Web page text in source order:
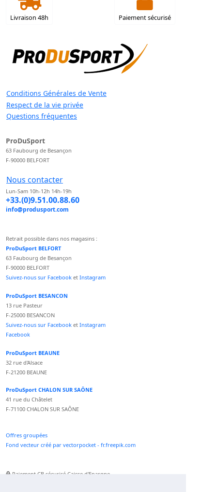
Livraison 48h Paiement sécurisé
Conditions Générales de Vente
Respect de la vie privée
Questions fréquentes
ProDuSport
63 Faubourg de Besançon
F-90000 BELFORT
Nous contacter
Lun-Sam 10h-12h 14h-19h
+33.(0)9.51.00.88.60
info@produsport.com
Retrait possible dans nos magasins :
ProDuSport BELFORT
63 Faubourg de Besançon
F-90000 BELFORT
Suivez-nous sur Facebook et Instagram
ProDuSport BESANCON
13 rue Pasteur
F-25000 BESANCON
Suivez-nous sur Facebook et Instagram
Facebook
ProDuSport BEAUNE
32 rue d'Alsace
F-21200 BEAUNE
ProDuSport CHALON SUR SAÔNE
41 rue du Châtelet
F-71100 CHALON SUR SAÔNE
Offres groupées
Fond vecteur créé par vectorpocket - fr.freepik.com
Paiement CB sécurisé Caisse d'Epargne